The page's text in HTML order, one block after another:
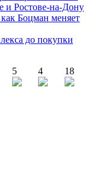
и Ростове-на-Дону
Боцман меняет
до покупки
5 4 18